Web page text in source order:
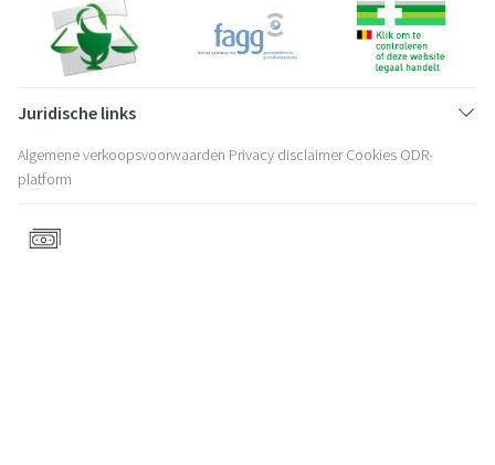
Juridische links
Algemene verkoopsvoorwaarden Privacy disclaimer Cookies ODR-
platform